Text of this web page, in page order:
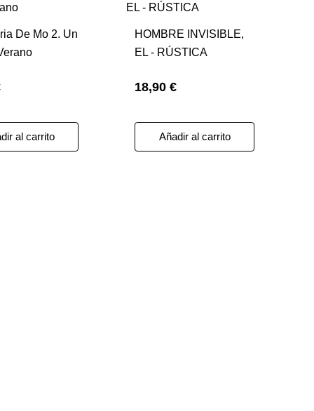
De Mo 2. Un
al carrito
HOMBRE INVISIBLE,
EL - RÚSTICA
18,90 €
Añadir al carrito